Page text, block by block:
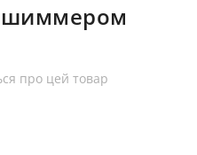
шиммером
про цей товар